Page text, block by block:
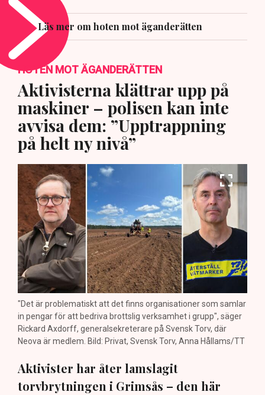
Läs mer om hoten mot äganderätten
HOTEN MOT ÄGANDERÄTTEN
Aktivisterna klättrar upp på
maskiner – polisen kan inte
avvisa dem: ”Upptrappning
på helt ny nivå”
"Det är problematiskt att det finns organisationer som samlar
in pengar för att bedriva brottslig verksamhet i grupp", säger
Rickard Axdorff, generalsekreterare på Svensk Torv, där
Neova är medlem. Bild: Privat, Svensk Torv, Anna Hållams/TT
Aktivister har åter lamslagit
torvbrytningen i Grimsås – den här